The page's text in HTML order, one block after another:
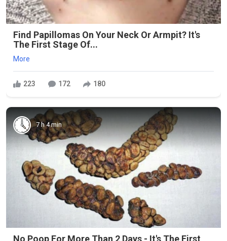
Find Papillomas On Your Neck Or Armpit? It's
The First Stage Of...
More
223 172 180
7 h 4 min
No Poop For More Than 2 Days - It's The First